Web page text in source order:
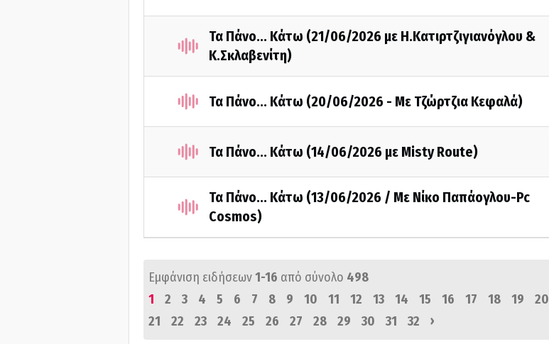
Τα Πάνο... Κάτω (21/06/2026 με Η.Κατιρτζιγιανόγλου &
Κ.Σκλαβενίτη)
Τα Πάνο... Κάτω (20/06/2026 - Με Τζώρτζια Κεφαλά)
Τα Πάνο... Κάτω (14/06/2026 με Misty Route)
Τα Πάνο... Κάτω (13/06/2026 / Με Νίκο Παπάογλου-Pc
Cosmos)
Εμφάνιση ειδήσεων1-16 από σύνολο 498
1
2 3 4 5 6 7 8 9 10 11 12 13 14 15 16 17 18 19
20
21
22 23 24 25 26 27 28 29 30 31 32 ›